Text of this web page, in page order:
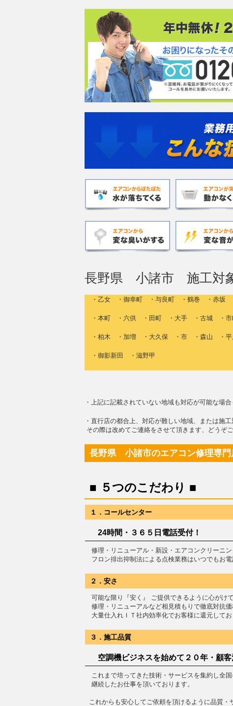
長野県 小諸市 施工対
・乙女 ・御幸町 ・与良町 ・鶴巻 ・赤坂
・本町 ・六供 ・田町 ・大手 ・古城 ・
・柏木 ・加増 ・大久保 ・市 ・森山 ・
・御影新田 ・滋野甲
・上記に記載されていない地域も対応が可能な場
・直行店の都合上、対応が難しい地域、または施
その際は改めてご連絡をさせて頂きます、どうぞご
長野県 小諸市のエアコン修理専門
■ ５つのこだわり ■
１．コールセンター
24時間・３６５日電話受付！
修理・リニューアル・新設・エアコンクリーニン
フロン排出抑制法による点検業務はいつでもお電
２．安さ
可能な限り『安く』 ご提供できるように心がけて
修理・リニューアルなど相見積もりで徹底対抗価
大量仕入れＩＴ社内効率化でお客様に還元してお
３．施工品質
空調機ビジネスを始めて２０年・顧客
これまで培ってきた技術・サービスを集約し全国
継続したお仕事を頂いております。
これからも安心してご依頼を頂けるように品質・